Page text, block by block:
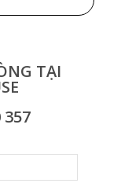
TẠI
357